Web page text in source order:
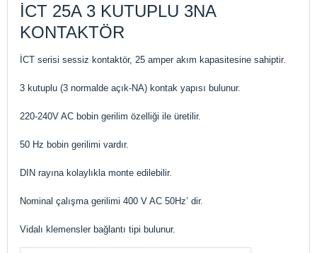
İCT 25A 3 KUTUPLU 3NA
KONTAKTÖR
İCT serisi sessiz kontaktör, 25 amper akım kapasitesine sahiptir.
3 kutuplu (3 normalde açık-NA) kontak yapısı bulunur.
220-240V AC bobin gerilim özelliği ile üretilir.
50 Hz bobin gerilimi vardır.
DIN rayına kolaylıkla monte edilebilir.
Nominal çalışma gerilimi 400 V AC 50Hz’ dir.
Vidalı klemensler bağlantı tipi bulunur.